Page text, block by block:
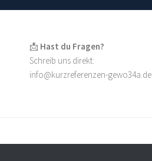
📩 Hast du Fragen?
Schreib uns direkt:
info@kurzreferenzen-gewo34a.de